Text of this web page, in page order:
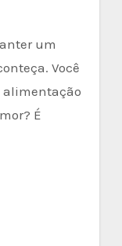
Você
alimentação
É